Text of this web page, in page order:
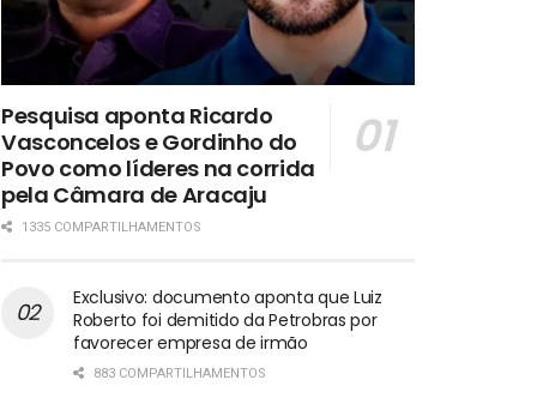
Pesquisa aponta Ricardo
Vasconcelos e Gordinho do
Povo como líderes na corrida
pela Câmara de Aracaju
1335 COMPARTILHAMENTOS
Exclusivo: documento aponta que Luiz
Roberto foi demitido da Petrobras por
favorecer empresa de irmão
883 COMPARTILHAMENTOS